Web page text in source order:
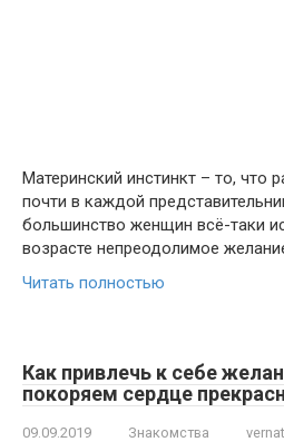
Материнский инстинкт – то, что
почти в каждой
большинство женщин всё-таки
возрасте непреодолимое
Читать полностью
Как привлечь к себе
покоряем сердце
09.09.2019 Знакомства